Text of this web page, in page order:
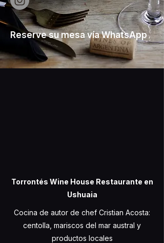
Reserve su mesa vía WhatsApp
Torrontés Wine House Restaurante en
Ushuaia
Cocina de autor de chef Cristian Acosta:
centolla, mariscos del mar austral y
productos locales